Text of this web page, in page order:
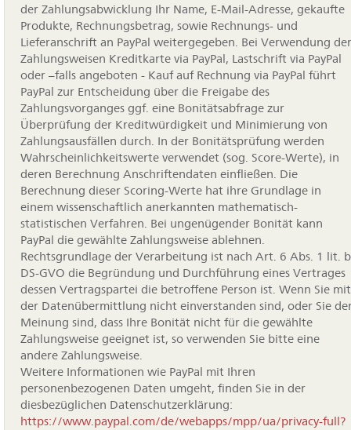
der Zahlungsabwicklung Ihr Name, E-Mail-Adresse, gekaufte
Produkte, Rechnungsbetrag, sowie Rechnungs- und
Lieferanschrift an PayPal weitergegeben. Bei Verwendung der
Zahlungsweisen Kreditkarte via PayPal, Lastschrift via PayPal
oder –falls angeboten - Kauf auf Rechnung via PayPal führt
PayPal zur Entscheidung über die Freigabe des
Zahlungsvorganges ggf. eine Bonitätsabfrage zur
Überprüfung der Kreditwürdigkeit und Minimierung von
Zahlungsausfällen durch. In der Bonitätsprüfung werden
Wahrscheinlichkeitswerte verwendet (sog. Score-Werte), in
deren Berechnung Anschriftendaten einfließen. Die
Berechnung dieser Scoring-Werte hat ihre Grundlage in
einem wissenschaftlich anerkannten mathematisch-
statistischen Verfahren. Bei ungenügender Bonität kann
PayPal die gewählte Zahlungsweise ablehnen.
Rechtsgrundlage der Verarbeitung ist nach Art. 6 Abs. 1 lit. b
DS-GVO die Begründung und Durchführung eines Vertrages
dessen Vertragspartei die betroffene Person ist. Wenn Sie mit
der Datenübermittlung nicht einverstanden sind, oder Sie
Meinung sind, dass Ihre Bonität nicht für die gewählte
Zahlungsweise geeignet ist, so verwenden Sie bitte eine
andere Zahlungsweise.
Weitere Informationen wie PayPal mit Ihren
personenbezogenen Daten umgeht, finden Sie in der
diesbezüglichen Datenschutzerklärung:
https://www.paypal.com/de/webapps/mpp/ua/privacy-full?